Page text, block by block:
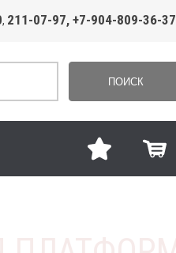
, 211-07-97, +7-904-809-36-37
ПОИСК